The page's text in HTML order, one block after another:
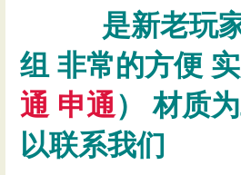
是新老玩家必
组 非常的方便
通 申通） 材质
以联系我们